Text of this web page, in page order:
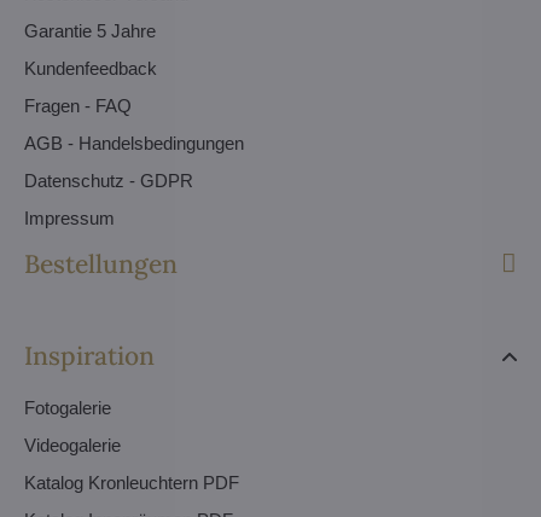
Garantie 5 Jahre
Kundenfeedback
Fragen - FAQ
AGB - Handelsbedingungen
Datenschutz - GDPR
Impressum
Bestellungen
Inspiration
Fotogalerie
Videogalerie
Katalog Kronleuchtern PDF